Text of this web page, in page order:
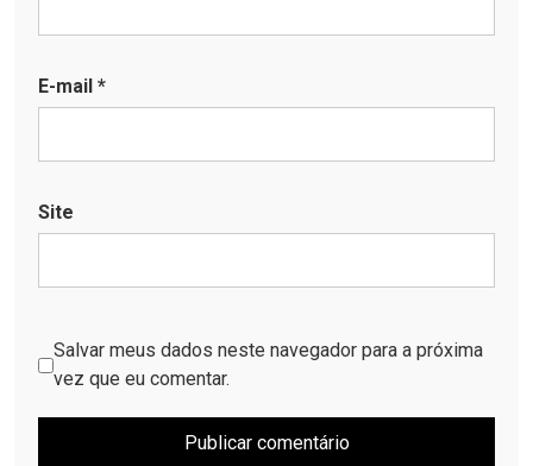
E-mail *
Site
Salvar meus dados neste navegador para a próxima
vez que eu comentar.